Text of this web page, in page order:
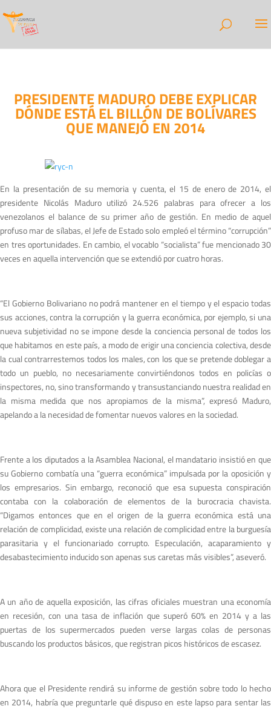
PRESIDENTE MADURO DEBE EXPLICAR
DÓNDE ESTÁ EL BILLÓN DE BOLÍVARES
QUE MANEJÓ EN 2014
En la presentación de su memoria y cuenta, el 15 de enero de 2014, el
presidente Nicolás Maduro utilizó 24.526 palabras para ofrecer a los
venezolanos el balance de su primer año de gestión. En medio de aquel
profuso mar de sílabas, el Jefe de Estado solo empleó el término “corrupción”
en tres oportunidades. En cambio, el vocablo “socialista” fue mencionado 30
veces en aquella intervención que se extendió por cuatro horas.
“El Gobierno Bolivariano no podrá mantener en el tiempo y el espacio todas
sus acciones, contra la corrupción y la guerra económica, por ejemplo, si una
nueva subjetividad no se impone desde la conciencia personal de todos los
que habitamos en este país, a modo de erigir una conciencia colectiva, desde
la cual contrarrestemos todos los males, con los que se pretende doblegar a
todo un pueblo, no necesariamente convirtiéndonos todos en policías o
inspectores, no, sino transformando y transustanciando nuestra realidad en
la misma medida que nos apropiamos de la misma”, expresó Maduro,
apelando a la necesidad de fomentar nuevos valores en la sociedad.
Frente a los diputados a la Asamblea Nacional, el mandatario insistió en que
su Gobierno combatía una “guerra económica” impulsada por la oposición y
los empresarios. Sin embargo, reconoció que esa supuesta conspiración
contaba con la colaboración de elementos de la burocracia chavista.
“Digamos entonces que en el origen de la guerra económica está una
relación de complicidad, existe una relación de complicidad entre la burguesía
parasitaria y el funcionariado corrupto. Especulación, acaparamiento y
desabastecimiento inducido son apenas sus caretas más visibles”, aseveró.
A un año de aquella exposición, las cifras oficiales muestran una economía
en recesión, con una tasa de inflación que superó 60% en 2014 y a las
puertas de los supermercados pueden verse largas colas de personas
buscando los productos básicos, que registran picos históricos de escasez.
Ahora que el Presidente rendirá su informe de gestión sobre todo lo hecho
en 2014, habría que preguntarle qué dispuso en este lapso para sentar las